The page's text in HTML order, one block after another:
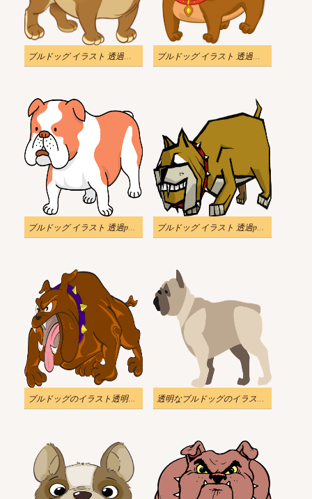
ブルドッグ イラスト 透過画像 ブルドッグ イラスト 透過画像
ブルドッグ イラスト 透過png画像 ブルドッグ イラスト 透過png画像
ブルドッグのイラスト透明背景を無料でダウンロード 透明なブルドッグのイラストを無料でダウンロード